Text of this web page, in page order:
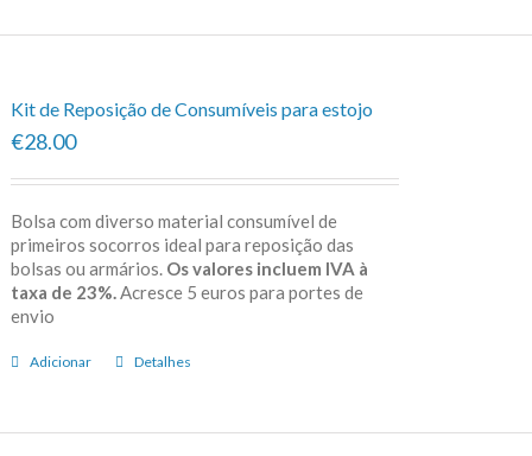
Kit de Reposição de Consumíveis para estojo
€28.00
Bolsa com diverso material consumível de
primeiros socorros ideal para reposição das
bolsas ou armários. Os valores incluem IVA à
taxa de 23%. Acresce 5 euros para portes de
envio
Adicionar Detalhes